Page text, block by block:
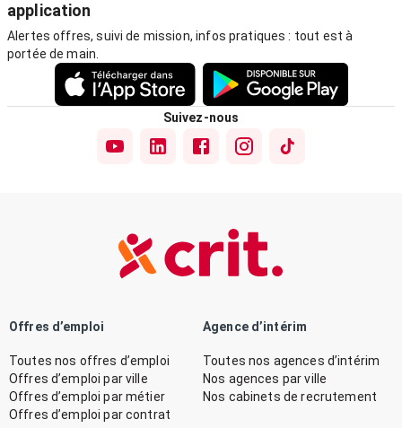
application
Alertes offres, suivi de mission, infos pratiques : tout est à
portée de main.
Suivez-nous
Offres d’emploi
Toutes nos offres d’emploi
Offres d’emploi par ville
Offres d’emploi par métier
Offres d’emploi par contrat
Agence d’intérim
Toutes nos agences d’intérim
Nos agences par ville
Nos cabinets de recrutement